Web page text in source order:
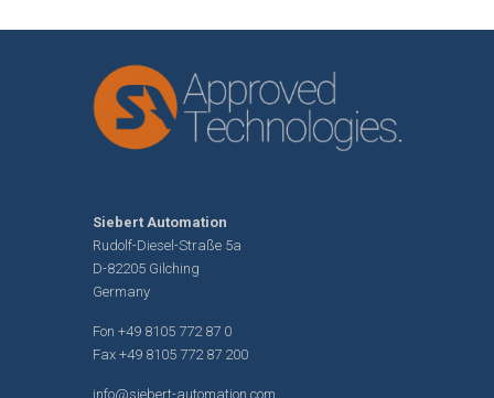
Siebert Automation
Rudolf-Diesel-Straße 5a
D-82205 Gilching
Germany
Fon +49 8105 772 87 0
Fax +49 8105 772 87 200
info@siebert-automation.com